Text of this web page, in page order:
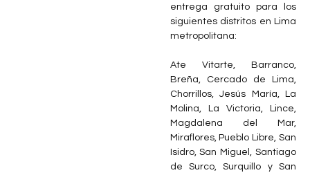
entrega gratuito para los
siguientes distritos en Lima
metropolitana:
Ate Vitarte, Barranco,
Breña, Cercado de Lima,
Chorrillos, Jesús María, La
Molina, La Victoria, Lince,
Magdalena del Mar,
Miraflores, Pueblo Libre, San
Isidro, San Miguel, Santiago
de Surco, Surquillo y San